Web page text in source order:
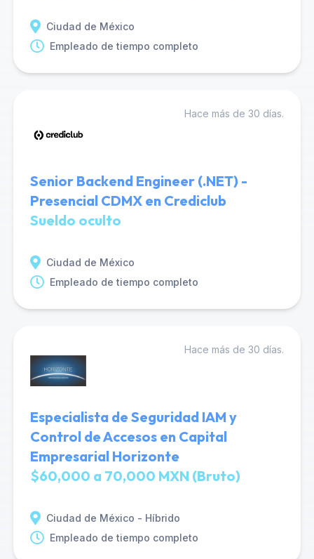
Ciudad de México
Empleado de tiempo completo
Hace más de 30 días.
Senior Backend Engineer (.NET) -
Presencial CDMX en Crediclub
Sueldo oculto
Ciudad de México
Empleado de tiempo completo
Hace más de 30 días.
Especialista de Seguridad IAM y
Control de Accesos en Capital
Empresarial Horizonte
$60,000 a 70,000 MXN (Bruto)
Ciudad de México - Híbrido
Empleado de tiempo completo